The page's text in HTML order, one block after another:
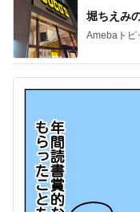
堀ちえみ
Amebaトピ